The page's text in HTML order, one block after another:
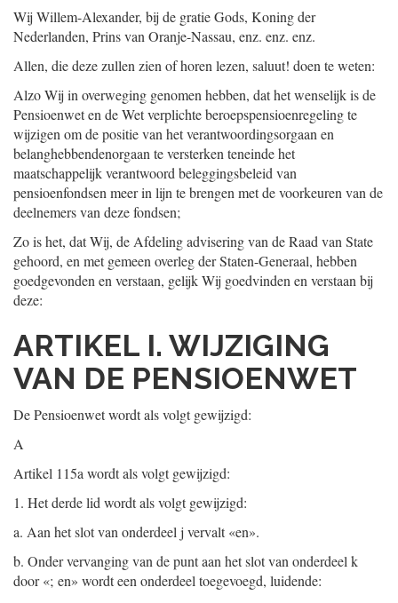
Wij Willem-Alexander, bij de gratie Gods, Koning der
Nederlanden, Prins van Oranje-Nassau, enz. enz. enz.
Allen, die deze zullen zien of horen lezen, saluut! doen te weten:
Alzo Wij in overweging genomen hebben, dat het wenselijk is de
Pensioenwet en de Wet verplichte beroepspensioenregeling te
wijzigen om de positie van het verantwoordingsorgaan en
belanghebbendenorgaan te versterken teneinde het
maatschappelijk verantwoord beleggingsbeleid van
pensioenfondsen meer in lijn te brengen met de voorkeuren van de
deelnemers van deze fondsen;
Zo is het, dat Wij, de Afdeling advisering van de Raad van State
gehoord, en met gemeen overleg der Staten-Generaal, hebben
goedgevonden en verstaan, gelijk Wij goedvinden en verstaan bij
deze:
ARTIKEL I. WIJZIGING
VAN DE PENSIOENWET
De Pensioenwet wordt als volgt gewijzigd:
A
Artikel 115a wordt als volgt gewijzigd:
1. Het derde lid wordt als volgt gewijzigd:
a. Aan het slot van onderdeel j vervalt «en».
b. Onder vervanging van de punt aan het slot van onderdeel k
door «; en» wordt een onderdeel toegevoegd, luidende: